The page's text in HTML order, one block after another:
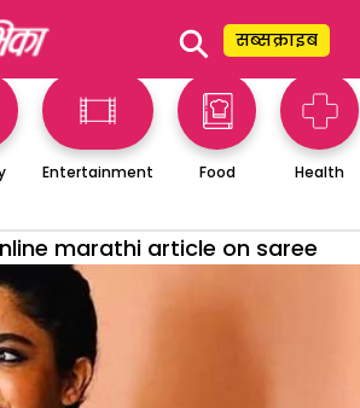
⚲ सब्सक्राइब
Entertainment Food Health
marathi article on saree